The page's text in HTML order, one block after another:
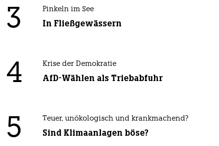
3 Pinkeln im See
In Fließgewässern
4 Krise der Demokratie
AfD-Wählen als Triebabfuhr
5 Teuer, unökologisch und krankmachend?
Sind Klimaanlagen böse?